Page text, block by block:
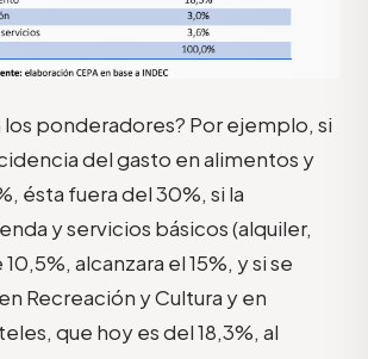
ponderadores? Por ejemplo, si
del gasto en alimentos y
ésta fuera del 30%, si la
y servicios básicos (alquiler,
alcanzara el 15%, y si se
Recreación y Cultura y en
que hoy es del 18,3%, al